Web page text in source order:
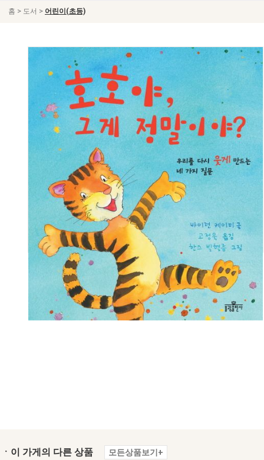
홈 > 도서 > 어린이(초등)
ㆍ이 가게의 다른 상품 모든상품보기+